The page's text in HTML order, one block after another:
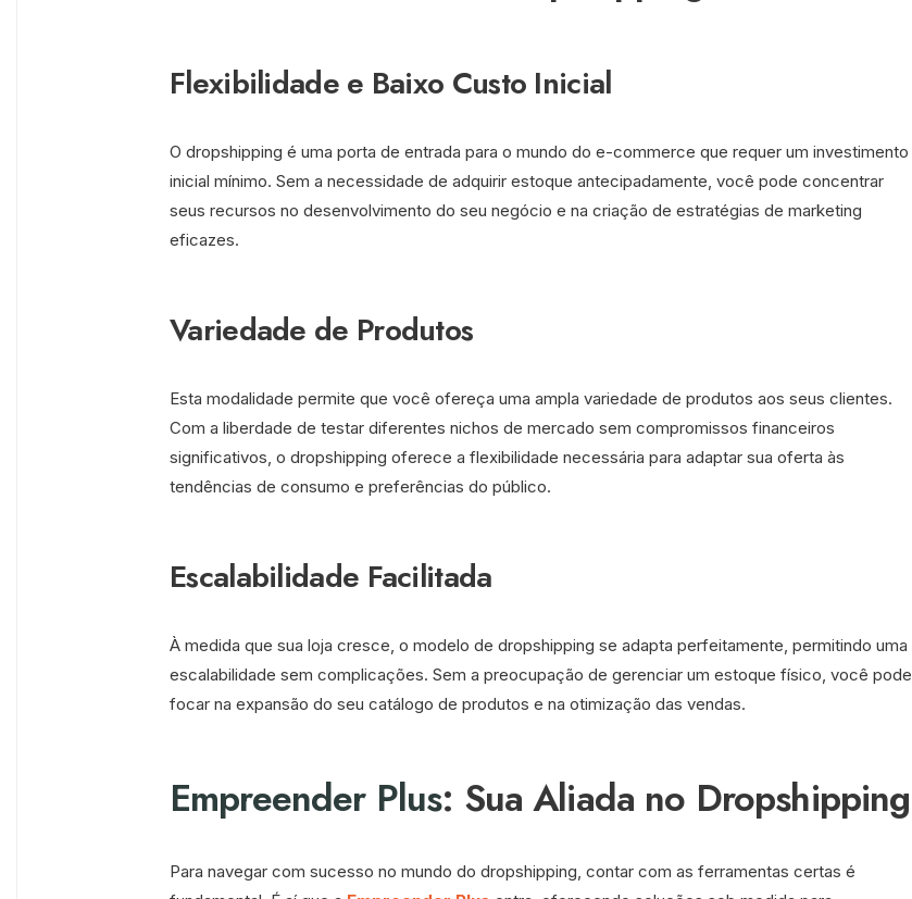
Flexibilidade e Baixo Custo Inicial
O dropshipping é uma porta de entrada para o mundo do e-commerce que requer um investimento
inicial mínimo. Sem a necessidade de adquirir estoque antecipadamente, você pode concentrar
seus recursos no desenvolvimento do seu negócio e na criação de estratégias de marketing
eficazes.
Variedade de Produtos
Esta modalidade permite que você ofereça uma ampla variedade de produtos aos seus clientes.
Com a liberdade de testar diferentes nichos de mercado sem compromissos financeiros
significativos, o dropshipping oferece a flexibilidade necessária para adaptar sua oferta às
tendências de consumo e preferências do público.
Escalabilidade Facilitada
À medida que sua loja cresce, o modelo de dropshipping se adapta perfeitamente, permitindo uma
escalabilidade sem complicações. Sem a preocupação de gerenciar um estoque físico, você pode
focar na expansão do seu catálogo de produtos e na otimização das vendas.
Empreender Plus: Sua Aliada no Dropshipping
Para navegar com sucesso no mundo do dropshipping, contar com as ferramentas certas é